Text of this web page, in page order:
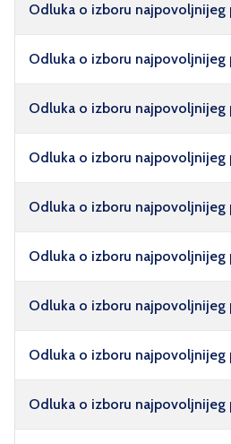
Odluka o izboru najpovoljnijeg
Odluka o izboru najpovoljnijeg
Odluka o izboru najpovoljnijeg
Odluka o izboru najpovoljnijeg
Odluka o izboru najpovoljnijeg
Odluka o izboru najpovoljnijeg
Odluka o izboru najpovoljnijeg
Odluka o izboru
Odluka o izboru najpovoljnijeg